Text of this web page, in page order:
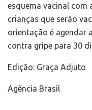
esquema vacinal com
crianças que serão
orientação é agendar
contra gripe para 30
Edição: Graça Adjuto
Agência Brasil